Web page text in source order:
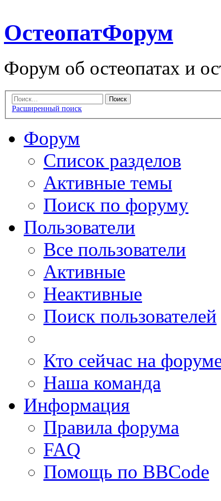
ОстеопатФорум
Форум об остеопатах и
Расширенный поиск
Форум
Список разделов
Активные темы
Поиск по форуму
Пользователи
Все пользователи
Активные
Неактивные
Поиск пользователей
Кто сейчас на
Наша команда
Информация
Правила форума
FAQ
Помощь по BBCode